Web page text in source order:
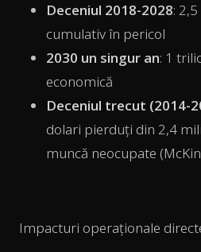
Deceniul 2018-2028:
cumulativ în pericol
2030 un singur an: 1
economică
Deceniul trecut (2014-
dolari pierduți din 2,4
muncă neocupate
Impacturi operaționale